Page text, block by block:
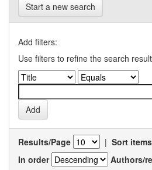
Start a new search
Add filters:
Use filters to refine the search
Results/Page | Sort
In order
Authors/